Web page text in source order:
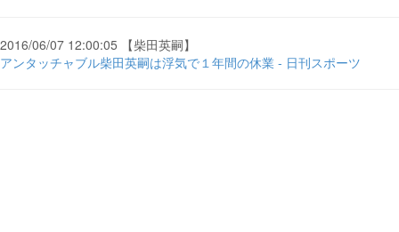
2016/06/07 12:00:05 【柴田英嗣】
アンタッチャブル柴田英嗣は浮気で１年間の休業 - 日刊スポーツ